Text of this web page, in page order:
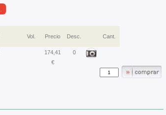
Vol. Precio Desc. Cant.
174,41
€
0